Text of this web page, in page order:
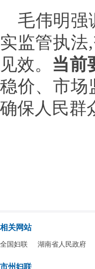
毛伟明强
实监管执法
见效。 当前
稳价、市场
确保人民群
相关网站
全国妇联 湖南省人民政府
市州妇联